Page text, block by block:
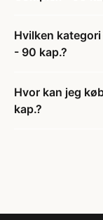
Hvilken
- 90 kap.?
Hvor kan jeg
kap.?